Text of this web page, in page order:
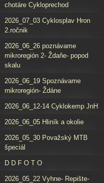
chotáre Cykloprechod
2026_07_03 Cyklosplav Hron
2.ročnik
2026_06_26 poznávame
mikroregión 2- Ždaňe- popod
skalu
2026_06_19 Spoznávame
mikroregión- Ždáne
2026_06_12-14 Cyklokemp JnH
2026_06_05 Hliník a okolie
2026_05_30 Považský MTB
špeciál
D D F O T O
2026_05_22 Vyhne- Repište-